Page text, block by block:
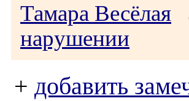
Тамара Весёлая
нарушении
+ добавить